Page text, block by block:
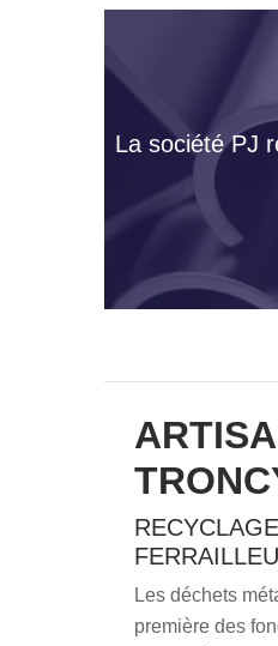
La société PJ
Les déchets
première des